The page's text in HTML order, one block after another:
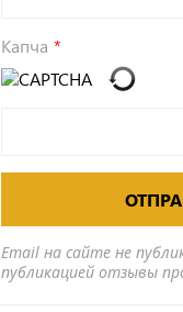
Капча
Email на сайте не
публикацией отзывы